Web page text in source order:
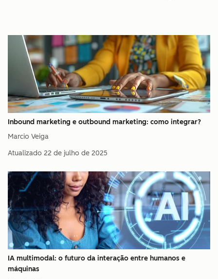
Inbound marketing e outbound marketing: como integrar?
Marcio Veiga
Atualizado 22 de julho de 2025
IA multimodal: o futuro da interação entre humanos e
máquinas